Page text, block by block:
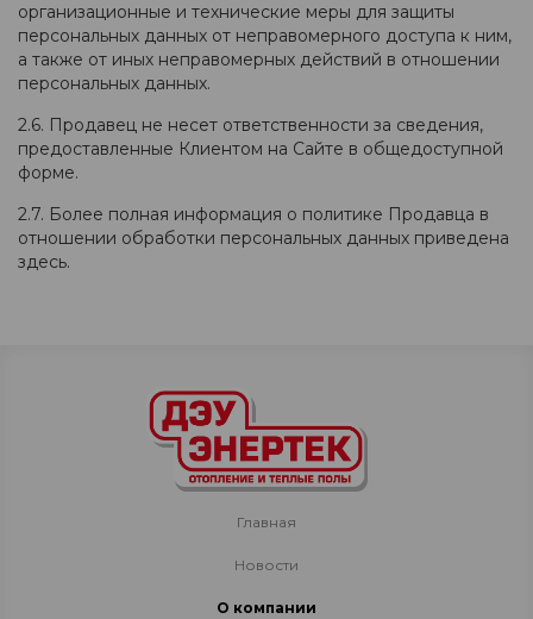
организационные и технические меры для защиты
персональных данных от неправомерного доступа к ним,
а также от иных неправомерных действий в отношении
персональных данных.
2.6. Продавец не несет ответственности за сведения,
предоставленные Клиентом на Сайте в общедоступной
форме.
2.7. Более полная информация о политике Продавца в
отношении обработки персональных данных приведена
здесь.
Главная
Новости
О компании